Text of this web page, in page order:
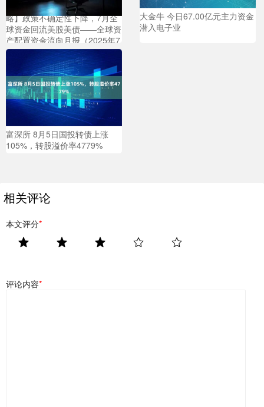
亚新T+0配资 【申万宏源策
略】政策不确定性下降，7月全
球资金回流美股美债——全球资
产配置资金流向月报（2025年7
月）
大金牛 今日67.00亿元主力资金
潜入电子业
富深所 8月5日国投转债上涨
105%，转股溢价率4779%
相关评论
本文评分*
评论内容*